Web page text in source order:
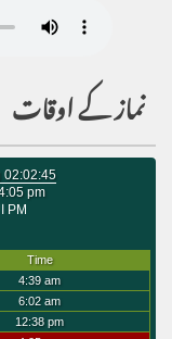
نماز کے اوقات